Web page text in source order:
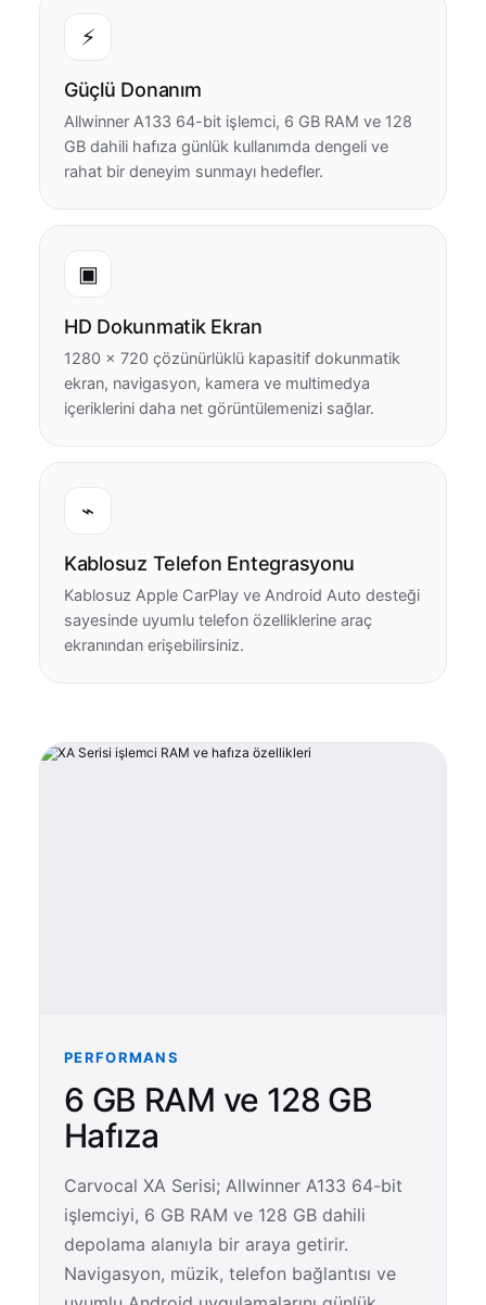
⚡
Güçlü Donanım
Allwinner A133 64-bit işlemci, 6 GB RAM ve 128
GB dahili hafıza günlük kullanımda dengeli ve
rahat bir deneyim sunmayı hedefler.
▣
HD Dokunmatik Ekran
1280 × 720 çözünürlüklü kapasitif dokunmatik
ekran, navigasyon, kamera ve multimedya
içeriklerini daha net görüntülemenizi sağlar.
⌁
Kablosuz Telefon Entegrasyonu
Kablosuz Apple CarPlay ve Android Auto desteği
sayesinde uyumlu telefon özelliklerine araç
ekranından erişebilirsiniz.
PERFORMANS
6 GB RAM ve 128 GB
Hafıza
Carvocal XA Serisi; Allwinner A133 64-bit
işlemciyi, 6 GB RAM ve 128 GB dahili
depolama alanıyla bir araya getirir.
Navigasyon, müzik, telefon bağlantısı ve